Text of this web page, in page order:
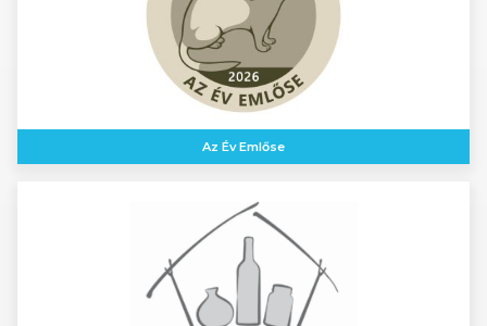
Az Év Emlőse